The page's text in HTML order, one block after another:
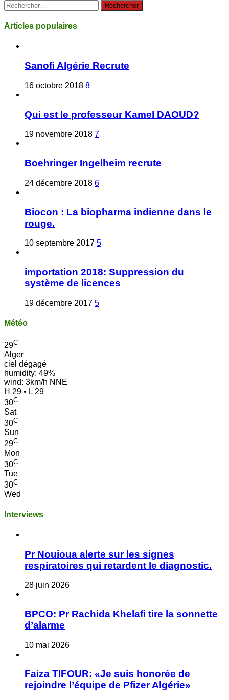
Rechercher :
Articles populaires
Sanofi Algérie Recrute
16 octobre 2018 8
Qui est le professeur Kamel DAOUD?
19 novembre 2018 7
Boehringer Ingelheim recrute
24 décembre 2018 6
Biocon : La biopharma indienne dans le
rouge.
10 septembre 2017 5
importation 2018: Suppression du
système de licences
19 décembre 2017 5
Météo
29C
Alger
ciel dégagé
humidity: 49%
wind: 3km/h NNE
H 29 • L 29
30C
Sat
30C
Sun
29C
Mon
30C
Tue
30C
Wed
Interviews
Pr Nouioua alerte sur les signes
respiratoires qui retardent le diagnostic.
28 juin 2026
BPCO: Pr Rachida Khelafi tire la sonnette
d’alarme
10 mai 2026
Faiza TIFOUR: «Je suis honorée de
rejoindre l’équipe de Pfizer Algérie»